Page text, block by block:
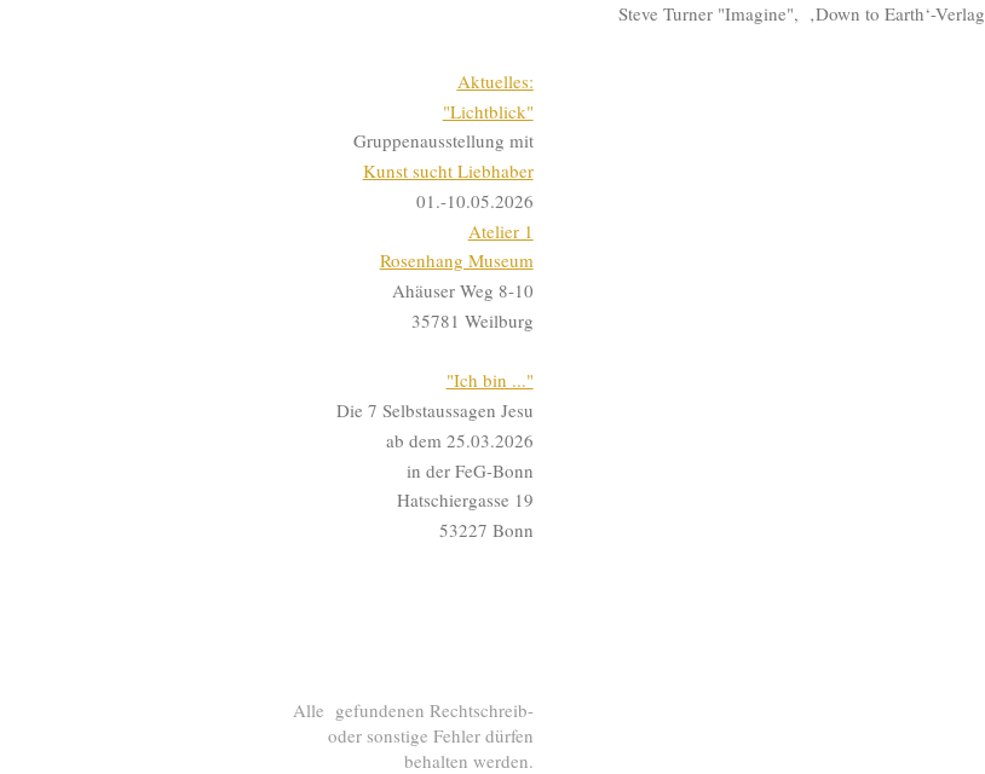
Steve Turner "Imagine", ‚Down to Earth‘-Verlag
Aktuelles:
"Lichtblick"
Gruppenausstellung mit
Kunst sucht Liebhaber
01.-10.05.2026
Atelier 1
Rosenhang Museum
Ahäuser Weg 8-10
35781 Weilburg
"Ich bin ..."
Die 7 Selbstaussagen Jesu
ab dem 25.03.2026
in der FeG-Bonn
Hatschiergasse 19
53227 Bonn
Alle gefundenen Rechtschreib-
oder sonstige Fehler dürfen
behalten werden.